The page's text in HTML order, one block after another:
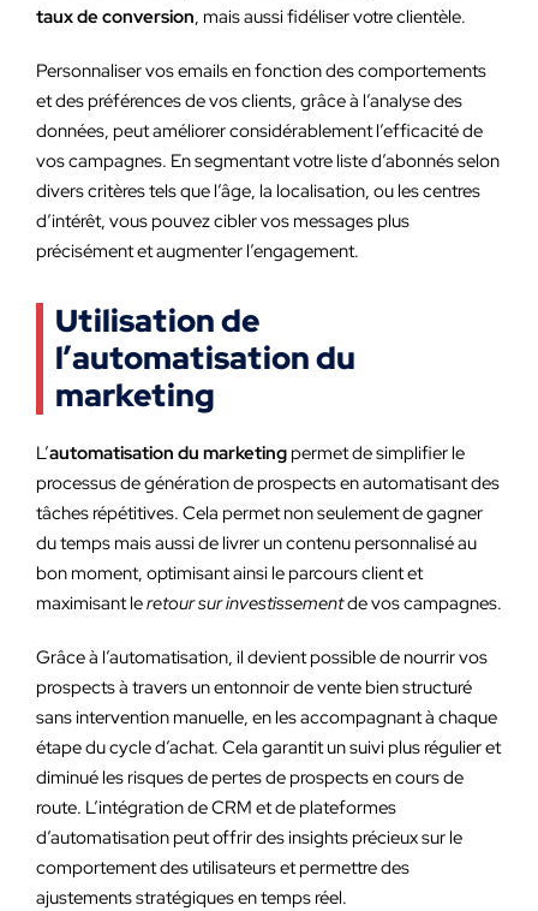
taux de conversion, mais aussi fidéliser votre clientèle.
Personnaliser vos emails en fonction des comportements
et des préférences de vos clients, grâce à l’analyse des
données, peut améliorer considérablement l’efficacité de
vos campagnes. En segmentant votre liste d’abonnés selon
divers critères tels que l’âge, la localisation, ou les centres
d’intérêt, vous pouvez cibler vos messages plus
précisément et augmenter l’engagement.
Utilisation de
l’automatisation du
marketing
L’automatisation du marketing permet de simplifier le
processus de génération de prospects en automatisant des
tâches répétitives. Cela permet non seulement de gagner
du temps mais aussi de livrer un contenu personnalisé au
bon moment, optimisant ainsi le parcours client et
maximisant leretour sur investissementde vos campagnes.
Grâce à l’automatisation, il devient possible de nourrir vos
prospects à travers un entonnoir de vente bien structuré
sans intervention manuelle, en les accompagnant à chaque
étape du cycle d’achat. Cela garantit un suivi plus régulier et
diminué les risques de pertes de prospects en cours de
route. L’intégration de CRM et de plateformes
d’automatisation peut offrir des insights précieux sur le
comportement des utilisateurs et permettre des
ajustements stratégiques en temps réel.